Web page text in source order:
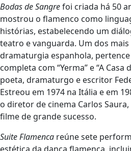
Bodas de Sangrefoi criada há 50
mostrou o flamenco como
histórias, estabelecendo um
teatro e vanguarda. Um dos
dramaturgia espanhola,
completa com “Yerma” e “A Casa
poeta, dramaturgo e escritor
Estreou em 1974 na Itália e em
o diretor de cinema Carlos
filme de grande sucesso.
Suite Flamenca reúne sete